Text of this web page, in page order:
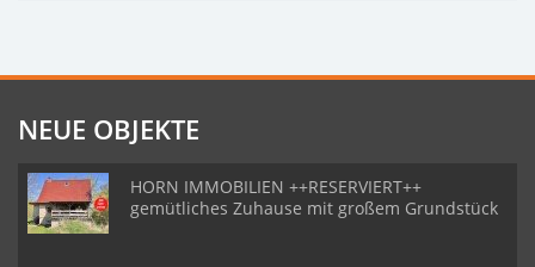
NEUE OBJEKTE
HORN IMMOBILIEN ++RESERVIERT++
gemütliches Zuhause mit großem Grundstück